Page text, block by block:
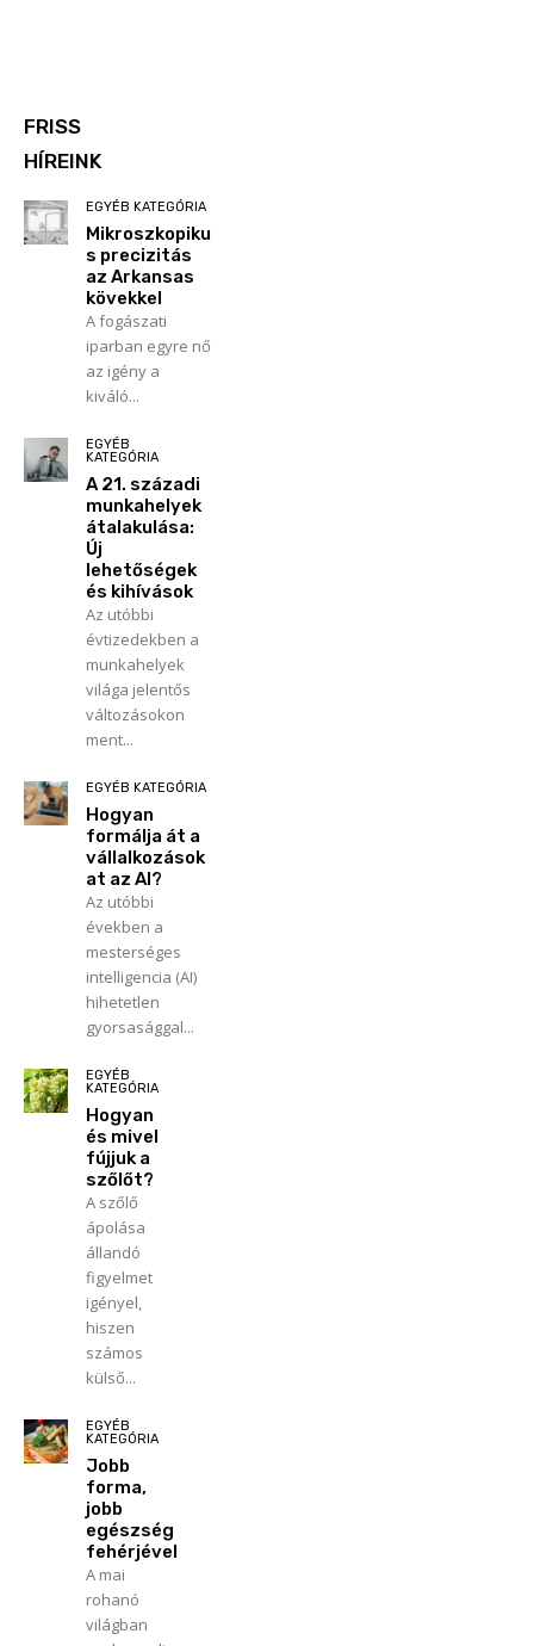
FRISS
HÍREINK
EGYÉB KATEGÓRIA
Mikroszkopiku
s precizitás
az Arkansas
kövekkel
A fogászati
iparban egyre nő
az igény a
kiváló...
EGYÉB
KATEGÓRIA
A 21. századi
munkahelyek
átalakulása:
Új
lehetőségek
és kihívások
Az utóbbi
évtizedekben a
munkahelyek
világa jelentős
változásokon
ment...
EGYÉB KATEGÓRIA
Hogyan
formálja át a
vállalkozások
at az AI?
Az utóbbi
években a
mesterséges
intelligencia (AI)
hihetetlen
gyorsasággal...
EGYÉB
KATEGÓRIA
Hogyan
és mivel
fújjuk a
szőlőt?
A szőlő
ápolása
állandó
figyelmet
igényel,
hiszen
számos
külső...
EGYÉB
KATEGÓRIA
Jobb
forma,
jobb
egészség
fehérjével
A mai
rohanó
világban